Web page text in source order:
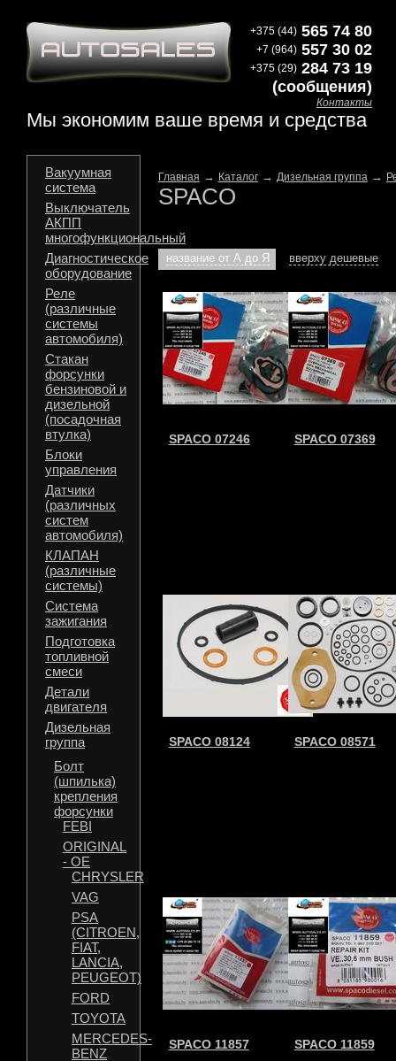
Мы экономим ваше время и средства
+375 (44) 565 74 80
+7 (964) 557 30 02
+375 (29) 284 73 19
(сообщения)
Контакты
Вакуумная
система
Выключатель
АКПП
многофункциональный
Диагностическое
оборудование
Реле
(различные
системы
автомобиля)
Стакан
форсунки
бензиновой и
дизельной
(посадочная
втулка)
Блоки
управления
Датчики
(различных
систем
автомобиля)
КЛАПАН
(различные
системы)
Система
зажигания
Подготовка
топливной
смеси
Детали
двигателя
Дизельная
группа
Болт
(шпилька)
крепления
форсунки
FEBI
ORIGINAL
- OE
CHRYSLER
VAG
PSA
(CITROEN,
FIAT,
LANCIA,
PEUGEOT)
FORD
TOYOTA
MERCEDES-
BENZ
Главная → Каталог→ Дизельная группа→
SPACO
название от А до Я вверху дешевые
SPACO 07246 SPACO 07369
SPACO 08124 SPACO 08571
SPACO 11857 SPACO 11859